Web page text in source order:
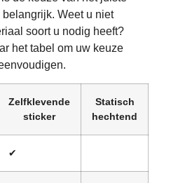
Weet u niet
soort u nodig heeft?
het tabel om uw keuze
Zelfklevende
sticker
Statisch
hechtend
✔